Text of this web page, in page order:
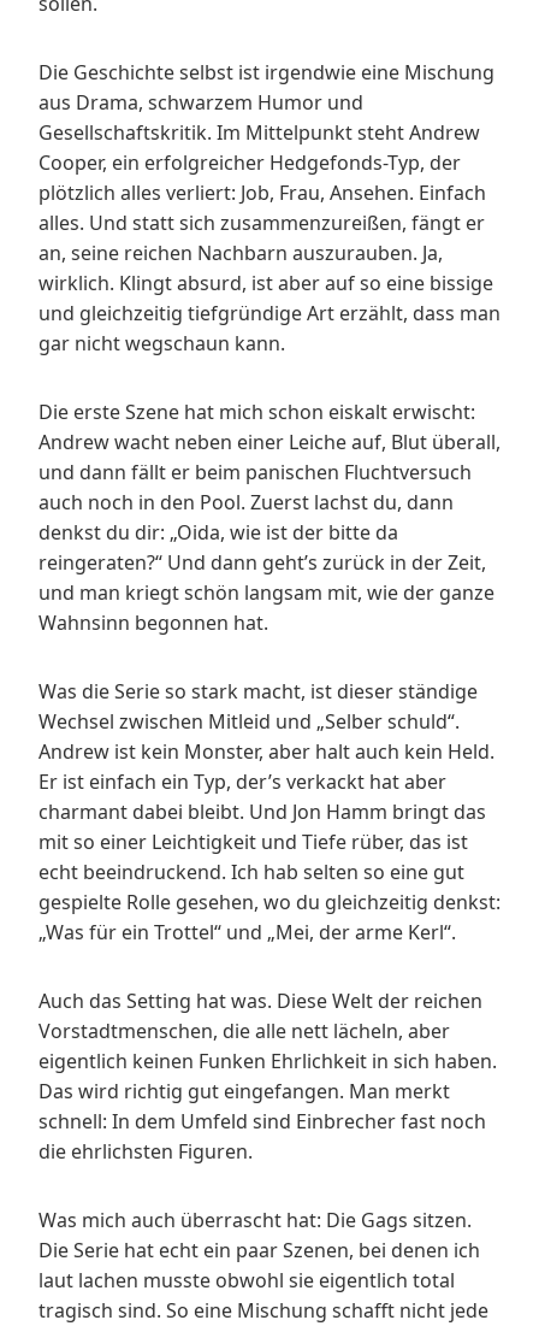
Die Geschichte selbst ist irgendwie eine Mischung
aus Drama, schwarzem Humor und
Gesellschaftskritik. Im Mittelpunkt steht Andrew
Cooper, ein erfolgreicher Hedgefonds-Typ, der
plötzlich alles verliert: Job, Frau, Ansehen. Einfach
alles. Und statt sich zusammenzureißen, fängt er
an, seine reichen Nachbarn auszurauben. Ja,
wirklich. Klingt absurd, ist aber auf so eine bissige
und gleichzeitig tiefgründige Art erzählt, dass man
gar nicht wegschaun kann.
Die erste Szene hat mich schon eiskalt erwischt:
Andrew wacht neben einer Leiche auf, Blut überall,
und dann fällt er beim panischen Fluchtversuch
auch noch in den Pool. Zuerst lachst du, dann
denkst du dir: „Oida, wie ist der bitte da
reingeraten?“ Und dann geht’s zurück in der Zeit,
und man kriegt schön langsam mit, wie der ganze
Wahnsinn begonnen hat.
Was die Serie so stark macht, ist dieser ständige
Wechsel zwischen Mitleid und „Selber schuld“.
Andrew ist kein Monster, aber halt auch kein Held.
Er ist einfach ein Typ, der’s verkackt hat aber
charmant dabei bleibt. Und Jon Hamm bringt das
mit so einer Leichtigkeit und Tiefe rüber, das ist
echt beeindruckend. Ich hab selten so eine gut
gespielte Rolle gesehen, wo du gleichzeitig denkst:
„Was für ein Trottel“ und „Mei, der arme Kerl“.
Auch das Setting hat was. Diese Welt der reichen
Vorstadtmenschen, die alle nett lächeln, aber
eigentlich keinen Funken Ehrlichkeit in sich haben.
Das wird richtig gut eingefangen. Man merkt
schnell: In dem Umfeld sind Einbrecher fast noch
die ehrlichsten Figuren.
Was mich auch überrascht hat: Die Gags sitzen.
Die Serie hat echt ein paar Szenen, bei denen ich
laut lachen musste obwohl sie eigentlich total
tragisch sind. So eine Mischung schafft nicht jede